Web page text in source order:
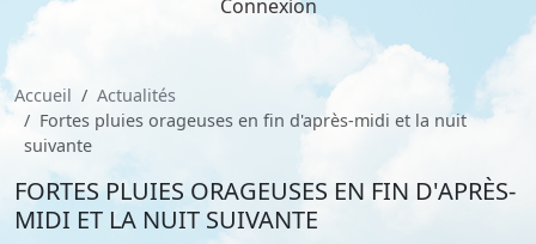
Connexion
Accueil
Actualités
Fortes pluies orageuses en fin d'après-midi et la nuit
suivante
FORTES PLUIES ORAGEUSES EN FIN D'APRÈS-
MIDI ET LA NUIT SUIVANTE